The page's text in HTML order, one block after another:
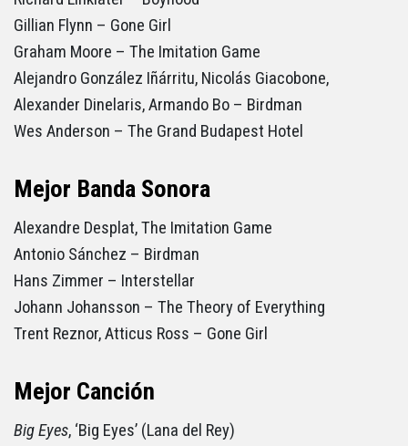
Gillian Flynn – Gone Girl
Graham Moore – The Imitation Game
Alejandro González Iñárritu, Nicolás Giacobone,
Alexander Dinelaris, Armando Bo – Birdman
Wes Anderson – The Grand Budapest Hotel
Mejor Banda Sonora
Alexandre Desplat, The Imitation Game
Antonio Sánchez – Birdman
Hans Zimmer – Interstellar
Johann Johansson – The Theory of Everything
Trent Reznor, Atticus Ross – Gone Girl
Mejor Canción
Big Eyes, ‘Big Eyes’ (Lana del Rey)